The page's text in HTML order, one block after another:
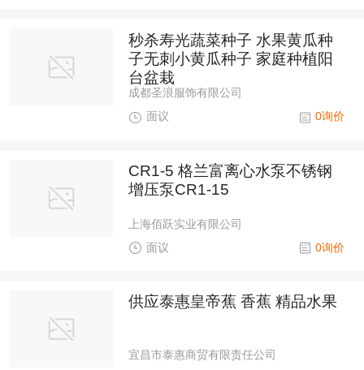
秒杀寿光蔬菜种子 水果黄瓜种
子无刺小黄瓜种子 家庭种植阳
台盆栽
成都圣浪服饰有限公司
0询价
面议
CR1-5 格兰富离心水泵不锈钢
增压泵CR1-15
上海佰跃实业有限公司
0询价
面议
供应泰惠皇帝蕉 香蕉 精品水果
宜昌市泰惠商贸有限责任公司